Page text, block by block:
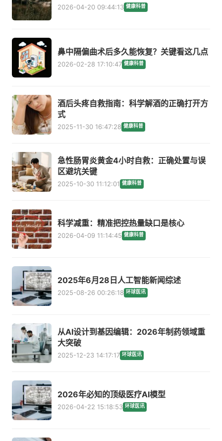
2026-04-20 09:44:13 健康科普
鼻中隔偏曲术后多久能恢复？关键看这几点
2026-02-28 17:10:47 健康科普
酒后头疼自救指南：科学解酒的正确打开方
式
2025-11-30 16:47:28 健康科普
急性肠胃炎黄金4小时自救：正确处置与误
区避坑关键
2025-10-30 11:12:01 健康科普
科学减重：精准把控热量缺口是核心
2026-04-09 11:14:45 健康科普
2025年6月28日人工智能新闻综述
2025-08-26 00:26:18 环球医讯
从AI设计到基因编辑：2026年制药领域重
大突破
2025-12-23 14:17:17 环球医讯
2026年必知的顶级医疗AI模型
2026-04-22 15:18:53 环球医讯